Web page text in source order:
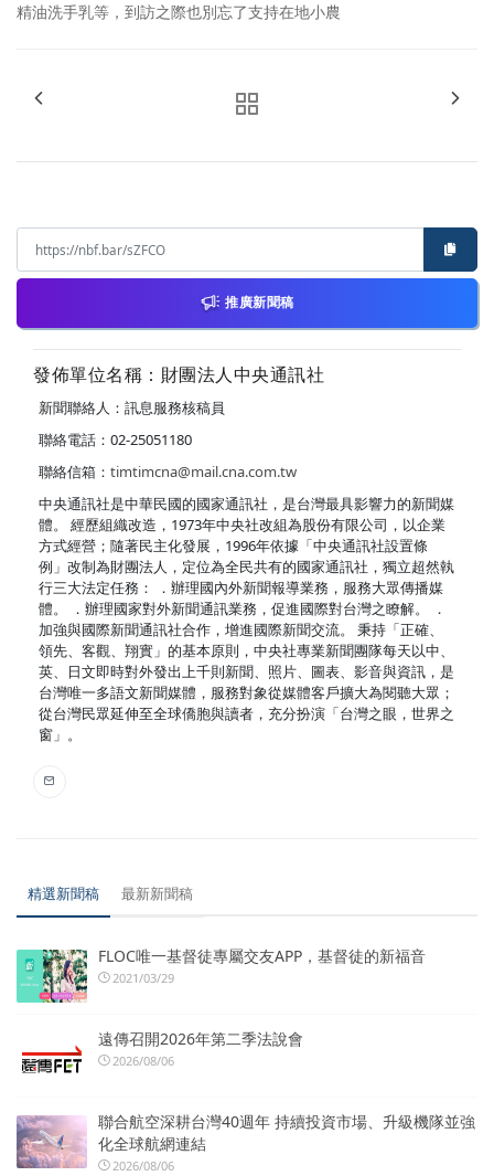
精油洗手乳等，到訪之際也別忘了支持在地小農
推廣新聞稿
發佈單位名稱：財團法人中央通訊社
新聞聯絡人：訊息服務核稿員
聯絡電話：02-25051180
聯絡信箱： timtimcna@mail.cna.com.tw
中央通訊社是中華民國的國家通訊社，是台灣最具影響力的新聞媒
體。 經歷組織改造，1973年中央社改組為股份有限公司，以企業
方式經營；隨著民主化發展，1996年依據「中央通訊社設置條
例」改制為財團法人，定位為全民共有的國家通訊社，獨立超然執
行三大法定任務： ．辦理國內外新聞報導業務，服務大眾傳播媒
體。 ．辦理國家對外新聞通訊業務，促進國際對台灣之瞭解。 ．
加強與國際新聞通訊社合作，增進國際新聞交流。 秉持「正確、
領先、客觀、翔實」的基本原則，中央社專業新聞團隊每天以中、
英、日文即時對外發出上千則新聞、照片、圖表、影音與資訊，是
台灣唯一多語文新聞媒體，服務對象從媒體客戶擴大為閱聽大眾；
從台灣民眾延伸至全球僑胞與讀者，充分扮演「台灣之眼，世界之
窗」。
精選新聞稿 最新新聞稿
FLOC唯一基督徒專屬交友APP，基督徒的新福音
2021/03/29
遠傳召開2026年第二季法說會
2026/08/06
聯合航空深耕台灣40週年 持續投資市場、升級機隊並強
化全球航網連結
2026/08/06